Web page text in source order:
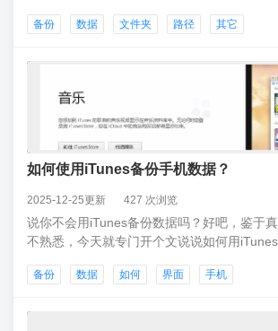
盘中新建一个文件夹，接下来该文件夹将用
备份 数据 文件夹 路径 其它
如何使用iTunes备份手机数据？
2025-12-25更新 427 次浏览
说你不会用iTunes备份数据吗？好吧，鉴于
不熟悉，今天就专门开个文说说如何用iTunes
用数据线将苹果设备连接到电脑上，成功连
备份 数据 如何 界面 手机